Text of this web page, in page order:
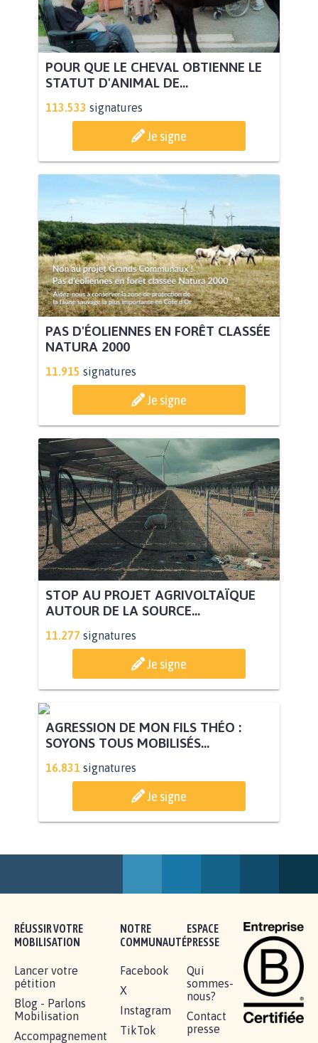
POUR QUE LE CHEVAL OBTIENNE LE
STATUT D'ANIMAL DE...
113.533 signatures
Je signe
PAS D'ÉOLIENNES EN FORÊT CLASSÉE
NATURA 2000
11.915 signatures
Je signe
STOP AU PROJET AGRIVOLTAÏQUE
AUTOUR DE LA SOURCE...
11.277 signatures
Je signe
AGRESSION DE MON FILS THÉO :
Je signe